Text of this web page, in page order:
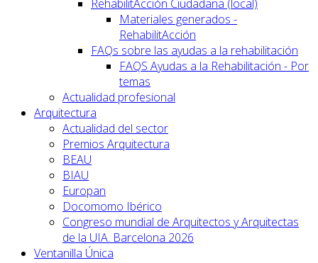
RehabilitAcción Ciudadana (local)
Materiales generados -
RehabilitAcción
FAQs sobre las ayudas a la rehabilitación
FAQS Ayudas a la Rehabilitación - Por
temas
Actualidad profesional
Arquitectura
Actualidad del sector
Premios Arquitectura
BEAU
BIAU
Europan
Docomomo Ibérico
Congreso mundial de Arquitectos y Arquitectas
de la UIA. Barcelona 2026
Ventanilla Única